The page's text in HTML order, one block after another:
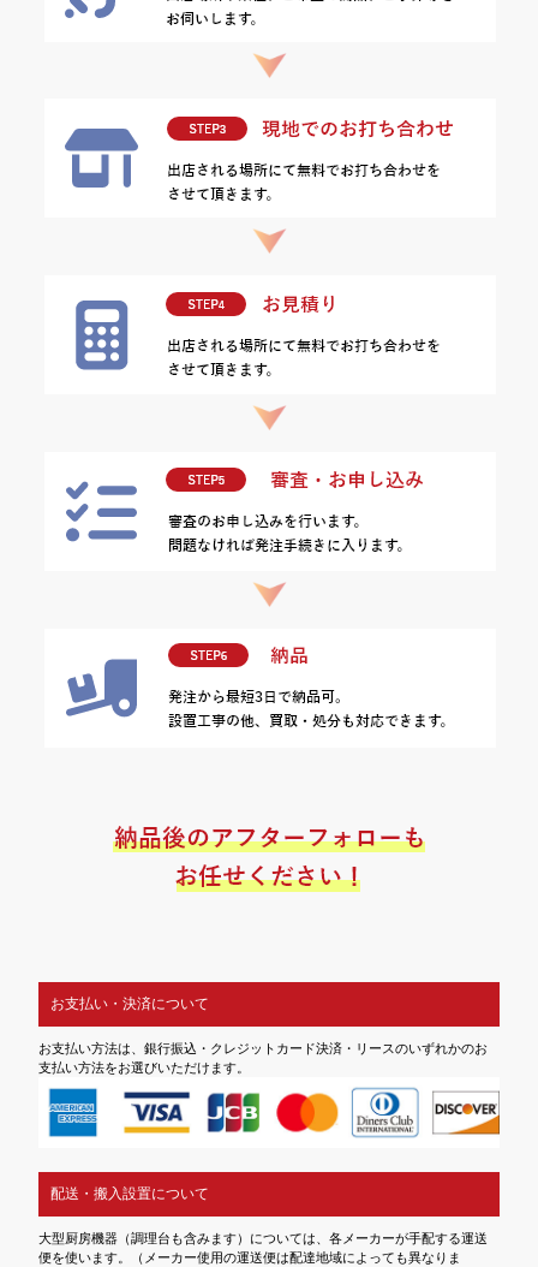
お支払い・決済について
お支払い方法は、銀行振込・クレジットカード決済・リースのいずれかのお
支払い方法をお選びいただけます。
配送・搬入設置について
大型厨房機器（調理台も含みます）については、各メーカーが手配する運送
便を使います。（メーカー使用の運送便は配達地域によっても異なりま